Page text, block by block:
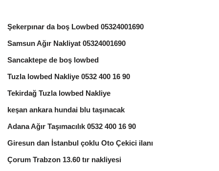
Şekerpınar da boş Lowbed 05324001690
Samsun Ağır Nakliyat 05324001690
Sancaktepe de boş lowbed
Tuzla lowbed Nakliye 0532 400 16 90
Tekirdağ Tuzla lowbed Nakliye
keşan ankara hundai blu taşınacak
Adana Ağır Taşımacılık 0532 400 16 90
Giresun dan İstanbul çoklu Oto Çekici ilanı
Çorum Trabzon 13.60 tır nakliyesi